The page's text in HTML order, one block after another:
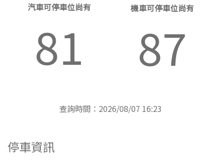
汽車可停車位尚有
81
機車可停車位尚有
87
查詢時間：2026/08/07 16:23
停車資訊